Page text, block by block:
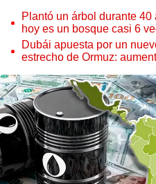
Plantó un árbol durante
hoy es un bosque casi 6
Parque de las Leyendas
Dubái apuesta por un
estrecho de Ormuz: